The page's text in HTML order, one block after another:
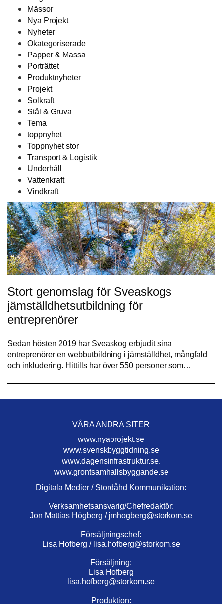
Mässor
Nya Projekt
Nyheter
Okategoriserade
Papper & Massa
Porträttet
Produktnyheter
Projekt
Solkraft
Stål & Gruva
Tema
toppnyhet
Toppnyhet stor
Transport & Logistik
Underhåll
Vattenkraft
Vindkraft
Stort genomslag för Sveaskogs
jämställdhetsutbildning för
entreprenörer
Sedan hösten 2019 har Sveaskog erbjudit sina
entreprenörer en webbutbildning i jämställdhet, mångfald
och inkludering. Hittills har över 550 personer som…
VÅRA ANDRA SITER
www.nyaprojekt.se
www.svenskbyggtidning.se
www.dagensinfrastruktur.se.
www.grontsamhallsbyggande.se
Digitala Medier / Stordåhd Kommunikation:
Verksamhetsansvarig/Chefredaktör:
Jon Mattias Högberg / jmhogberg@storkom.se
Försäljningschef:
Lisa Hofberg / lisa.hofberg@storkom.se
Försäljning:
Lisa Hofberg
lisa.hofberg@storkom.se
Produktion: